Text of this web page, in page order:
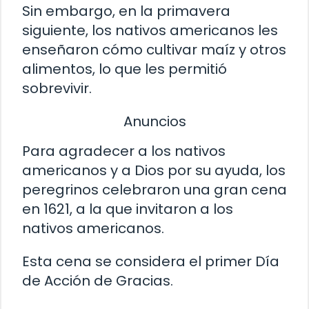
Sin embargo, en la primavera
siguiente, los nativos americanos les
enseñaron cómo cultivar maíz y otros
alimentos, lo que les permitió
sobrevivir.
Anuncios
Para agradecer a los nativos
americanos y a Dios por su ayuda, los
peregrinos celebraron una gran cena
en 1621, a la que invitaron a los
nativos americanos.
Esta cena se considera el primer Día
de Acción de Gracias.